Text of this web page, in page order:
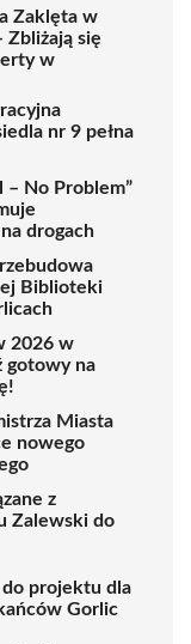
Zaklęta w
Zbliżają się
w
nr 9 pełna
– No Problem”
drogach
Biblioteki
2026 w
gotowy na
Miasta
nowego
z
Zalewski do
projektu dla
Gorlic